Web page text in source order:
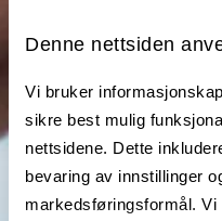
Denne nettsiden
Vi bruker
sikre best mulig
nettsidene. Dette
bevaring av innstillinger
markedsføringsformål.